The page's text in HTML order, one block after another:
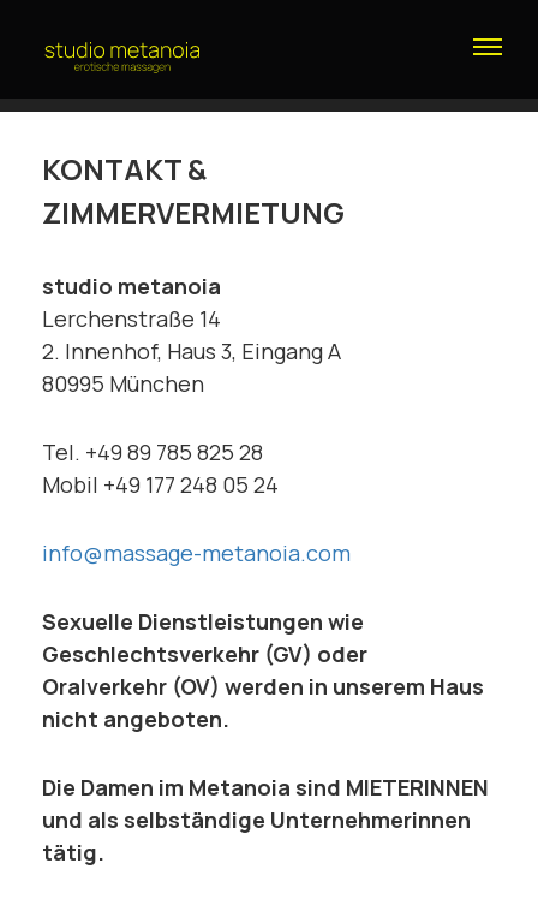
KONTAKT &
ZIMMERVERMIETUNG
studio metanoia
Lerchenstraße 14
2. Innenhof, Haus 3, Eingang A
80995 München
Tel. +49 89 785 825 28
Mobil +49 177 248 05 24
info@massage-metanoia.com
Sexuelle Dienstleistungen wie
Geschlechtsverkehr (GV) oder
Oralverkehr (OV) werden in unserem Haus
nicht angeboten.
Die Damen im Metanoia sind MIETERINNEN
und als selbständige Unternehmerinnen
tätig.